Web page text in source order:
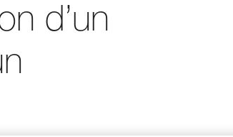
d’un